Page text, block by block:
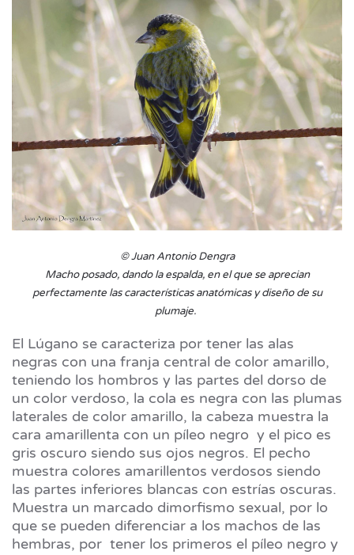
© Juan Antonio Dengra
Macho posado, dando la espalda, en el que se aprecian
perfectamente las características anatómicas y diseño de su
plumaje.
El Lúgano se caracteriza por tener las alas
negras con una franja central de color amarillo,
teniendo los hombros y las partes del dorso de
un color verdoso, la cola es negra con las plumas
laterales de color amarillo, la cabeza muestra la
cara amarillenta con un píleo negro y el pico es
gris oscuro siendo sus ojos negros. El pecho
muestra colores amarillentos verdosos siendo
las partes inferiores blancas con estrías oscuras.
Muestra un marcado dimorfismo sexual, por lo
que se pueden diferenciar a los machos de las
hembras, por tener los primeros el píleo negro y